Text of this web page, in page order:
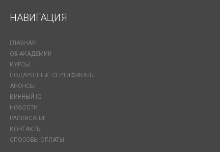
НАВИГАЦИЯ
ГЛАВНАЯ
ОБ АКАДЕМИИ
КУРСЫ
ПОДАРОЧНЫЕ СЕРТИФИКАТЫ
АНОНСЫ
ВИННЫЙ IQ
НОВОСТИ
РАСПИСАНИЕ
КОНТАКТЫ
СПОСОБЫ ОПЛАТЫ